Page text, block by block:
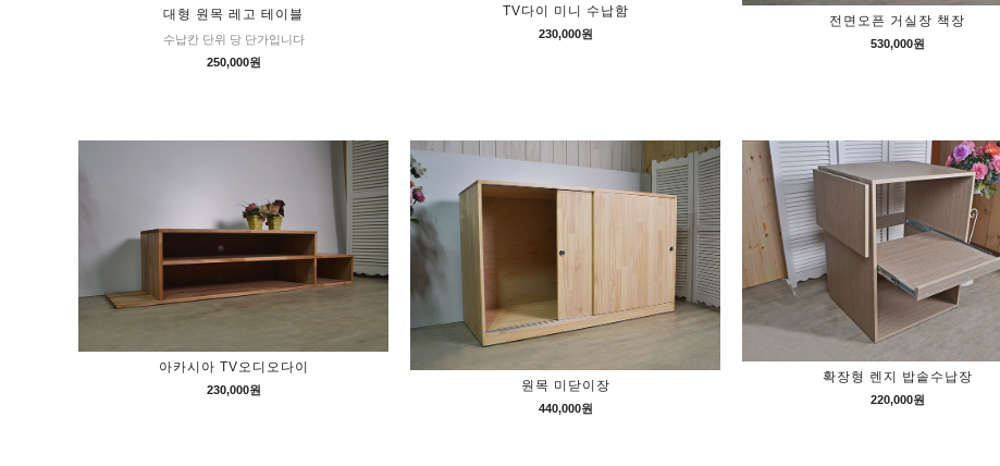
대형 원목 레고 테이블
수납칸 단위 당 단가입니다
250,000원
TV다이 미니 수납함
230,000원
전면오픈 거실장 책장
530,000원
아카시아 TV오디오다이
230,000원 원목 미닫이장
440,000원
확장형 렌지 밥솥수납장
220,000원